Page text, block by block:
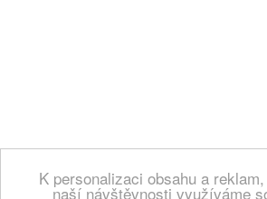
K personalizaci obsahu a
naší návštěvnosti využíváme